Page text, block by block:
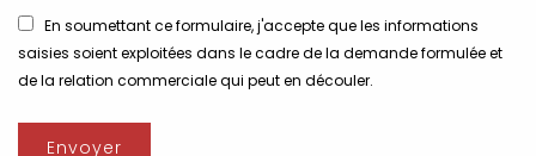
En soumettant ce formulaire, j'accepte que les informations
saisies soient exploitées dans le cadre de la demande formulée et
de la relation commerciale qui peut en découler.